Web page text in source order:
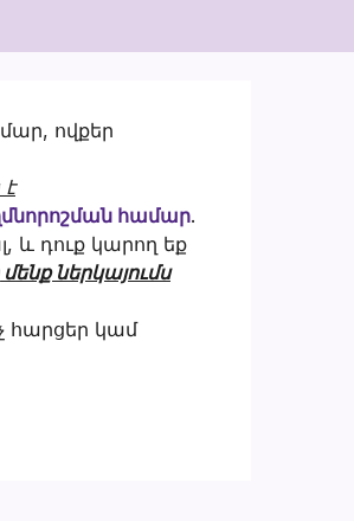
ովքեր
համար.
և դուք կարող եք
ներկայումս
հարցեր կամ